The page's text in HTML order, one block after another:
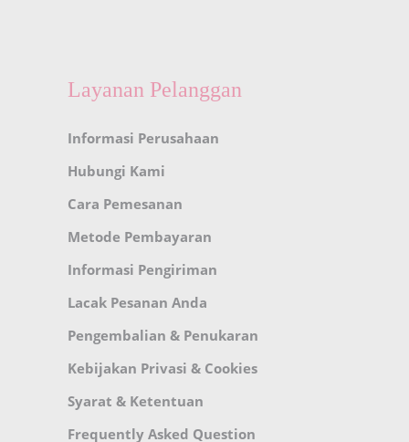
Layanan Pelanggan
Informasi Perusahaan
Hubungi Kami
Cara Pemesanan
Metode Pembayaran
Informasi Pengiriman
Lacak Pesanan Anda
Pengembalian & Penukaran
Kebijakan Privasi & Cookies
Syarat & Ketentuan
Frequently Asked Question